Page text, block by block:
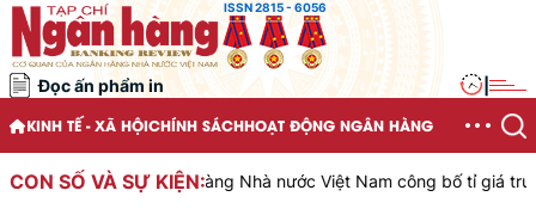
ISSN 2815 - 6056
Đọc ấn phẩm in
KINH TẾ - XÃ HỘICHÍNH SÁCHHOẠT ĐỘNG NGÂN HÀNG
CON SỐ VÀ SỰ KIỆN:Ngân hàng Nhà nước Việt Nam công bố tỉ giá